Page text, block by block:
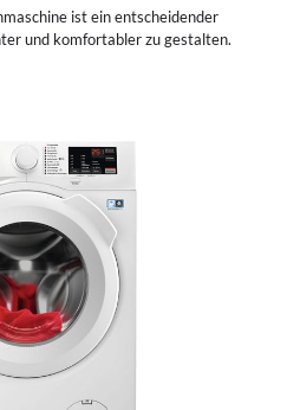
ist ein entscheidender
und komfortabler zu gestalten.